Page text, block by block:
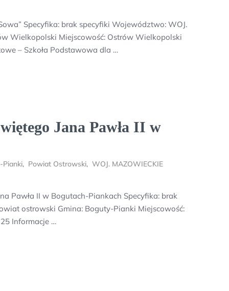
Specyfika: brak specyfiki Województwo: WOJ.
Wielkopolski Miejscowość: Ostrów Wielkopolski
– Szkoła Podstawowa dla …
Jana Pawła II w
Pianki, Powiat Ostrowski, WOJ. MAZOWIECKIE
Pawła II w Bogutach-Piankach Specyfika: brak
ostrowski Gmina: Boguty-Pianki Miejscowość:
Informacje …